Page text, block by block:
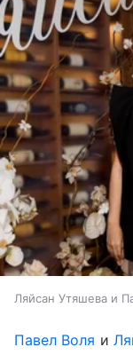
Ляйсан Утяшева и
Павел Воля и